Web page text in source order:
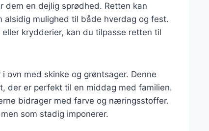
en dejlig sprødhed. Retten kan
alsidig mulighed til både hverdag og fest.
krydderier, kan du tilpasse retten til
med skinke og grøntsager. Denne
der er perfekt til en middag med familien.
bidrager med farve og næringsstoffer.
som stadig imponerer.